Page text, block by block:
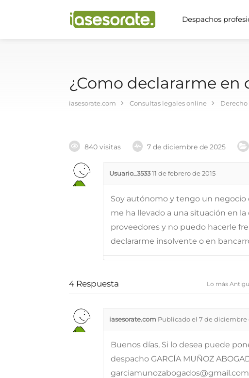
Despachos
¿Como declararme en
iasesorate.com Consultas legales online
840 visitas 7 de diciembre de 2025
Usuario_353311 de febrero de 2015
Soy autónomo y tengo un negocio
me ha llevado a una situación en
proveedores y no puedo hacerle
declararme insolvente o en
4 Respuesta Lo más
iasesorate.com Publicado el 7 de diciembre
Buenos días, Si lo desea puede
despacho GARCÍA MUÑOZ